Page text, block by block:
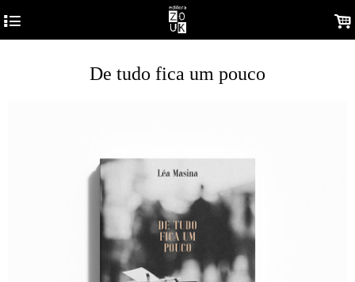
4 .
De tudo fica um pouco